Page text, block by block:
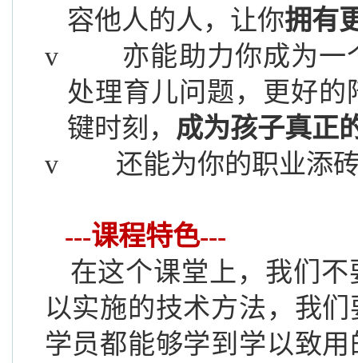
容他人的人，让你拥有
v
亦能助力你成为一
处理育儿问题，更好
键时刻， 成为孩子真正
v
还能为你的职业添
---课程特色---
在这个课堂上，我们
以实施的技术方法，我
学员都能够学到学以致